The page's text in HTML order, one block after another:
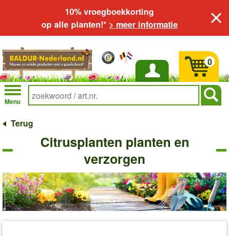
10% vroegboekkorting
op alle planten!* > meer informatie
Inloggen
Menu
0
Terug
Citrusplanten planten en
verzorgen